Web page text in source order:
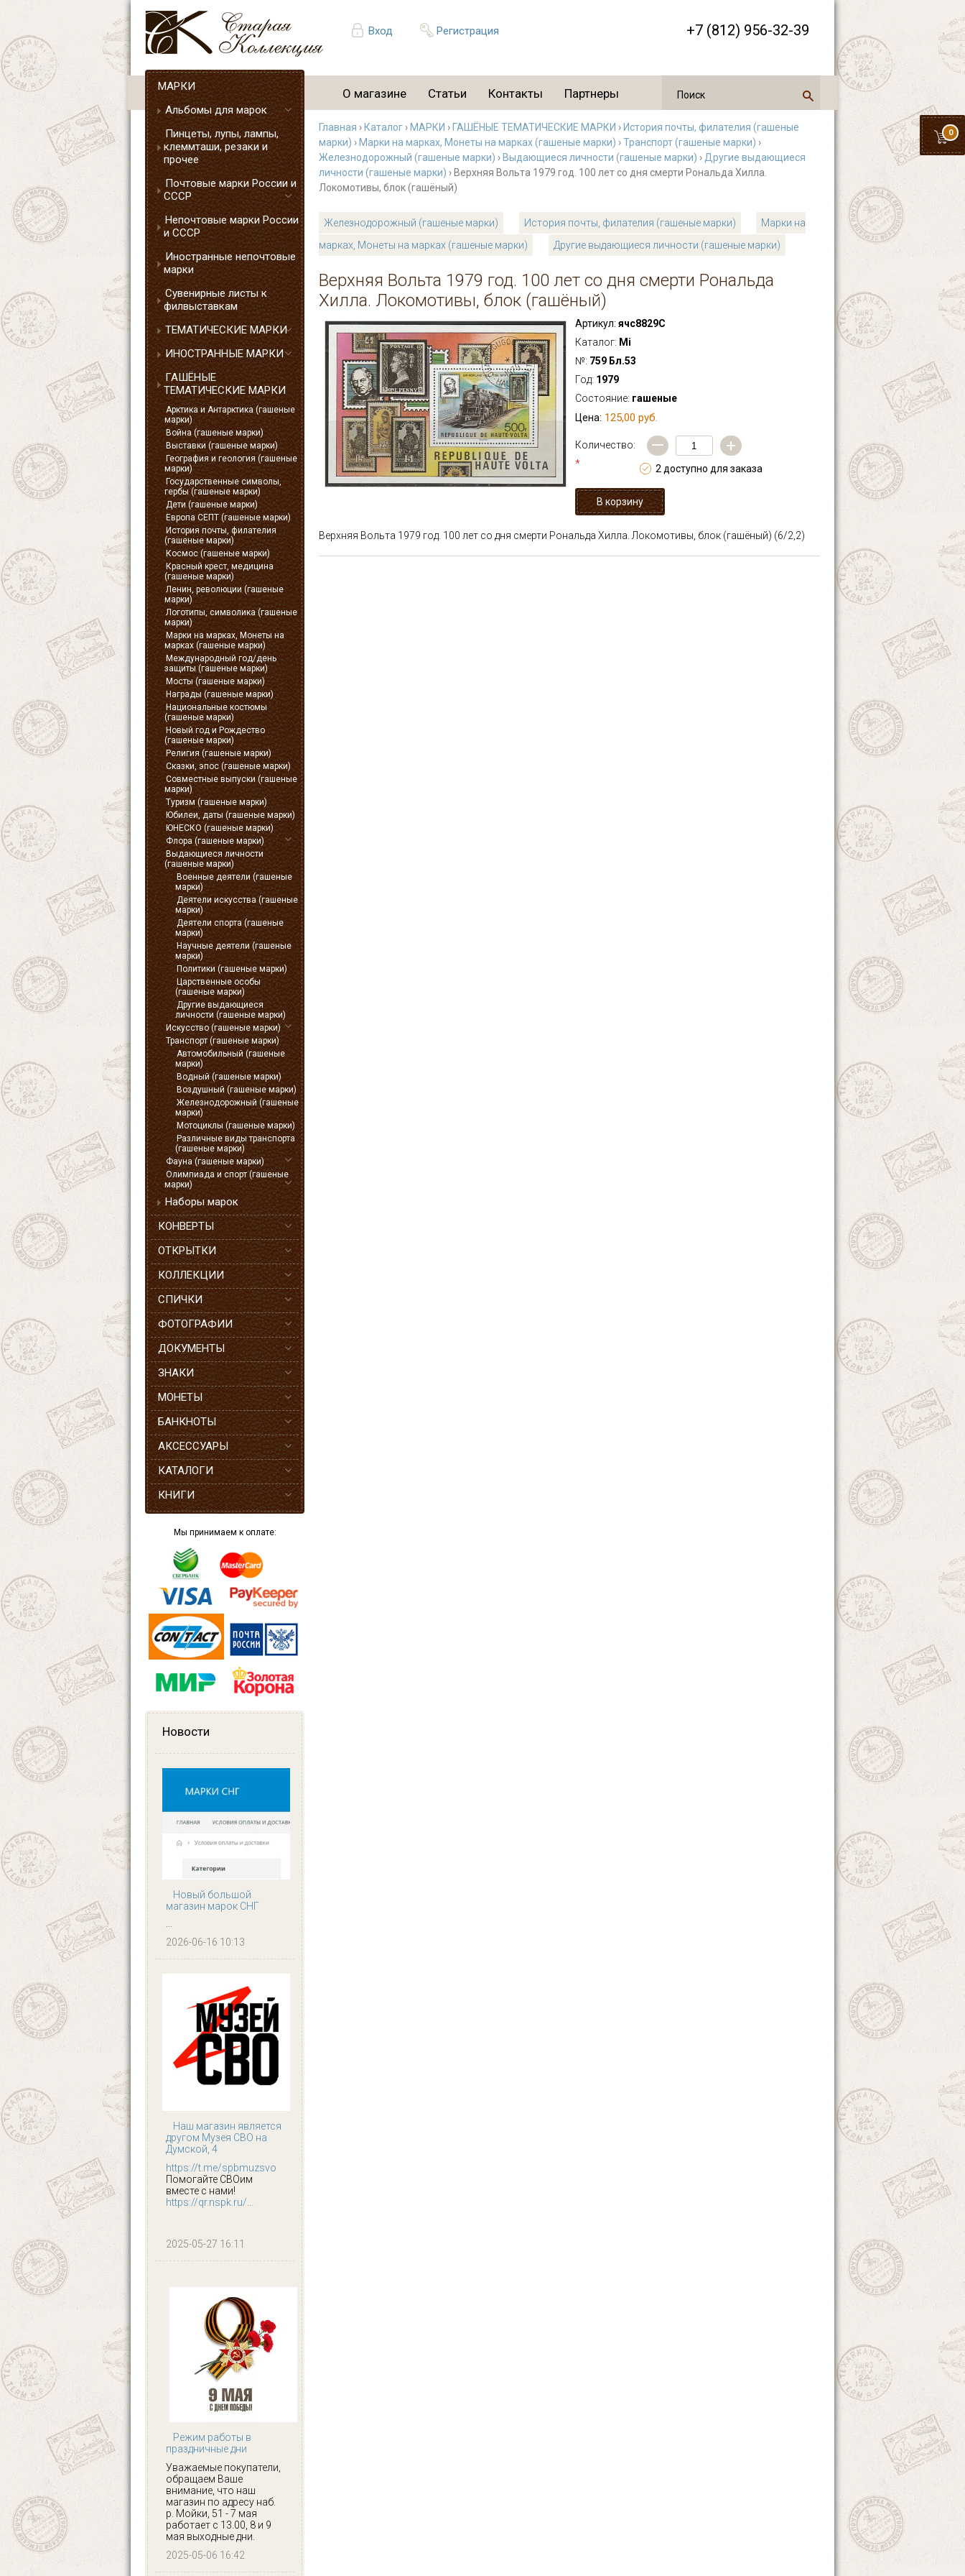
Вход Регистрация +7 (812) 956-32-39
0
О магазине Статьи Контакты Партнеры
МАРКИ
Альбомы для марок
Пинцеты, лупы, лампы,
клеммташи, резаки и
прочее
Почтовые марки России и
СССР
Непочтовые марки России
и СССР
Иностранные непочтовые
марки
Сувенирные листы к
филвыставкам
ТЕМАТИЧЕСКИЕ МАРКИ
ИНОСТРАННЫЕ МАРКИ
ГАШЁНЫЕ
ТЕМАТИЧЕСКИЕ МАРКИ
Арктика и Антарктика (гашеные
марки)
Война (гашеные марки)
Выставки (гашеные марки)
География и геология (гашеные
марки)
Государственные символы,
гербы (гашеные марки)
Дети (гашеные марки)
Европа СЕПТ (гашеные марки)
История почты, филателия
(гашеные марки)
Космос (гашеные марки)
Красный крест, медицина
(гашеные марки)
Ленин, революции (гашеные
марки)
Логотипы, символика (гашеные
марки)
Марки на марках, Монеты на
марках (гашеные марки)
Международный год/день
защиты (гашеные марки)
Мосты (гашеные марки)
Награды (гашеные марки)
Национальные костюмы
(гашеные марки)
Новый год и Рождество
(гашеные марки)
Религия (гашеные марки)
Сказки, эпос (гашеные марки)
Совместные выпуски (гашеные
марки)
Туризм (гашеные марки)
Юбилеи, даты (гашеные марки)
ЮНЕСКО (гашеные марки)
Флора (гашеные марки)
Выдающиеся личности
(гашеные марки)
Военные деятели (гашеные
марки)
Деятели искусства (гашеные
марки)
Деятели спорта (гашеные
марки)
Научные деятели (гашеные
марки)
Политики (гашеные марки)
Царственные особы
(гашеные марки)
Другие выдающиеся
личности (гашеные марки)
Искусство (гашеные марки)
Транспорт (гашеные марки)
Автомобильный (гашеные
марки)
Водный (гашеные марки)
Воздушный (гашеные марки)
Железнодорожный (гашеные
марки)
Мотоциклы (гашеные марки)
Различные виды транспорта
(гашеные марки)
Фауна (гашеные марки)
Олимпиада и спорт (гашеные
марки)
Наборы марок
КОНВЕРТЫ
ОТКРЫТКИ
КОЛЛЕКЦИИ
СПИЧКИ
ФОТОГРАФИИ
ДОКУМЕНТЫ
ЗНАКИ
МОНЕТЫ
БАНКНОТЫ
АКСЕССУАРЫ
КАТАЛОГИ
КНИГИ
Мы принимаем к оплате:
Новости
Новый большой
магазин марок СНГ
...
2026-06-16 10:13
Наш магазин является
другом Музея СВО на
Думской, 4
https://t.me/spbmuzsvo
Помогайте СВОим
вместе с нами!
https://qr.nspk.ru/...
2025-05-27 16:11
Режим работы в
праздничные дни
Уважаемые покупатели,
обращаем Ваше
внимание, что наш
магазин по адресу наб.
р. Мойки, 51 - 7 мая
работает с 13.00, 8 и 9
мая выходные дни.
2025-05-06 16:42
Главная › Каталог › МАРКИ › ГАШЁНЫЕ ТЕМАТИЧЕСКИЕ МАРКИ › История почты, филателия (гашеные
марки) › Марки на марках, Монеты на марках (гашеные марки) ›Транспорт (гашеные марки) ›
Железнодорожный (гашеные марки) › Выдающиеся личности (гашеные марки) › Другие выдающиеся
личности (гашеные марки) › Верхняя Вольта 1979 год. 100 лет со дня смерти Рональда Хилла.
Локомотивы, блок (гашёный)
Железнодорожный (гашеные марки) История почты, филателия (гашеные марки)
Марки на
марках, Монеты на марках (гашеные марки)
Другие выдающиеся личности (гашеные марки)
Верхняя Вольта 1979 год. 100 лет со дня смерти Рональда
Хилла. Локомотивы, блок (гашёный)
Артикул: ячс8829С
Каталог: Mi
№: 759 Бл.53
Год: 1979
Состояние: гашеные
Цена: 125,00 руб.
Количество:
*
— +
2 доступно для заказа
Верхняя Вольта 1979 год. 100 лет со дня смерти Рональда Хилла. Локомотивы, блок (гашёный) (6/2,2)